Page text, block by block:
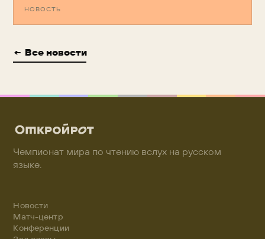
НОВОСТЬ
← Все новости
Чемпионат мира по чтению вслух на русском
языке.
Новости
Матч-центр
Конференции